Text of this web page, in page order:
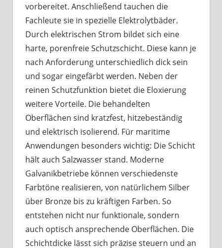
vorbereitet. Anschließend tauchen die
Fachleute sie in spezielle Elektrolytbäder.
Durch elektrischen Strom bildet sich eine
harte, porenfreie Schutzschicht. Diese kann je
nach Anforderung unterschiedlich dick sein
und sogar eingefärbt werden. Neben der
reinen Schutzfunktion bietet die Eloxierung
weitere Vorteile. Die behandelten
Oberflächen sind kratzfest, hitzebeständig
und elektrisch isolierend. Für maritime
Anwendungen besonders wichtig: Die Schicht
hält auch Salzwasser stand. Moderne
Galvanikbetriebe können verschiedenste
Farbtöne realisieren, von natürlichem Silber
über Bronze bis zu kräftigen Farben. So
entstehen nicht nur funktionale, sondern
auch optisch ansprechende Oberflächen. Die
Schichtdicke lässt sich präzise steuern und an